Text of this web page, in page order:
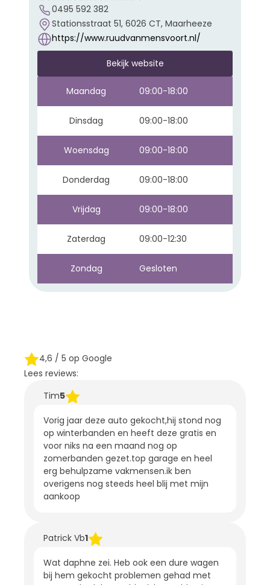
0495 592 382
Stationsstraat 51, 6026 CT, Maarheeze
https://www.ruudvanmensvoort.nl/
Bekijk website
Maandag 09:00-18:00
Dinsdag 09:00-18:00
Woensdag 09:00-18:00
Donderdag 09:00-18:00
Vrijdag 09:00-18:00
Zaterdag 09:00-12:30
Zondag Gesloten
4,6 / 5 op Google
Lees reviews:
Tim5
Vorig jaar deze auto gekocht,hij stond nog
op winterbanden en heeft deze gratis en
voor niks na een maand nog op
zomerbanden gezet.top garage en heel
erg behulpzame vakmensen.ik ben
overigens nog steeds heel blij met mijn
aankoop
Patrick Vb1
Wat daphne zei. Heb ook een dure wagen
bij hem gekocht problemen gehad met